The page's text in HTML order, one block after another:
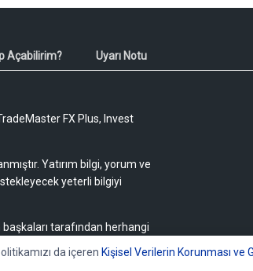
Açabilirim? Uyarı Notu
FX Plus, Invest
Yatırım bilgi, yorum ve
yeterli bilgiyi
başkaları tarafından herhangi
da içeren Kişisel Verilerin Korunması ve